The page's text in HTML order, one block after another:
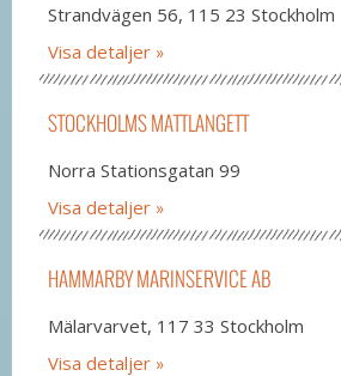
Strandvägen 56, 115 23 Stockholm
Visa detaljer
STOCKHOLMS MATTLANGETT
Norra Stationsgatan 99
Visa detaljer
HAMMARBY MARINSERVICE AB
Mälarvarvet, 117 33 Stockholm
Visa detaljer